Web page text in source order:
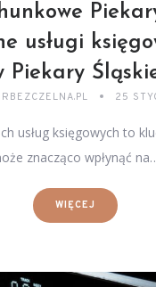
usługi
Piekary
25
usług księgowych to
znacząco wpłynąć
WIĘCEJ